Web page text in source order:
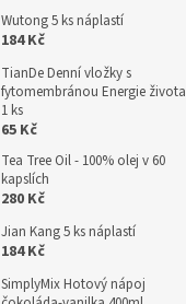
Wutong 5 ks náplastí
184 Kč
TianDe Denní vložky s
fytomembránou Energie života
1 ks
65 Kč
Tea Tree Oil - 100% olej v 60
kapslích
280 Kč
Jian Kang 5 ks náplastí
184 Kč
SimplyMix Hotový nápoj